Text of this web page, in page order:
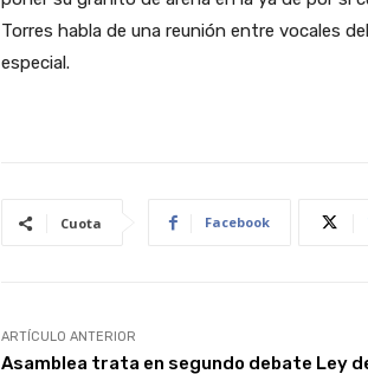
o
Torres habla de una reunión entre vocales
especial.
Cuota Facebook
ARTÍCULO ANTERIOR
Asamblea trata en segundo debate Ley